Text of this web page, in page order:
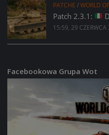
PATCHE /WORLD
Patch 2.3.1:
15:59, 29 CZERWCA
Facebookowa Grupa Wot